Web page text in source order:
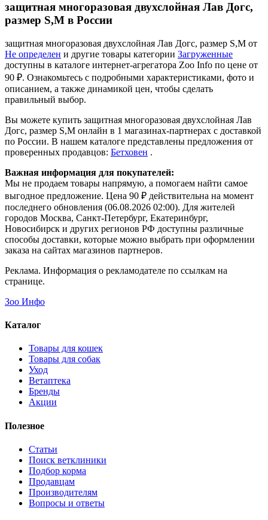
защитная многоразовая двухслойная Лав Догс,
размер S,M в России
защитная многоразовая двухслойная Лав Догс, размер S,M от
Не определен и другие товары категории Загруженные
доступны в каталоге интернет-агрегатора Zoo Info по цене от
90 ₽. Ознакомьтесь с подробными характеристиками, фото и
описанием, а также динамикой цен, чтобы сделать
правильный выбор.
Вы можете купить защитная многоразовая двухслойная Лав
Догс, размер S,M онлайн в 1 магазинах-партнерах с доставкой
по России. В нашем каталоге представлены предложения от
проверенных продавцов: Бетховен .
Важная информация для покупателей:
Мы не продаем товары напрямую, а помогаем найти самое
выгодное предложение. Цена 90 ₽ действительна на момент
последнего обновления (06.08.2026 02:00). Для жителей
городов Москва, Санкт-Петербург, Екатеринбург,
Новосибирск и других регионов РФ доступны различные
способы доставки, которые можно выбрать при оформлении
заказа на сайтах магазинов партнеров.
Реклама. Информация о рекламодателе по ссылкам на
странице.
Зоо Инфо
Каталог
Товары для кошек
Товары для собак
Уход
Ветаптека
Бренды
Акции
Полезное
Статьи
Поиск ветклиники
Подбор корма
Продавцам
Производителям
Вопросы и ответы